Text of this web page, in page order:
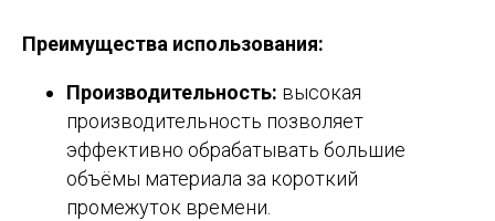
Преимущества использования:
Производительность: высокая
производительность позволяет
эффективно обрабатывать большие
объёмы материала за короткий
промежуток времени.